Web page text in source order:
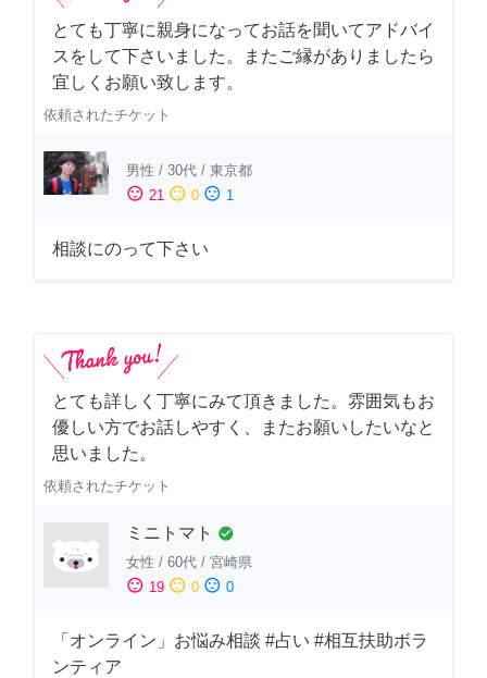
とても丁寧に親身になってお話を聞いてアドバイ
スをして下さいました。またご縁がありましたら
宜しくお願い致します。
依頼されたチケット
男性 / 30代 / 東京都
sentiment_satisfied 21 sentiment_neutral 0 sentiment_dissatisfied 1
相談にのって下さい
とても詳しく丁寧にみて頂きました。雰囲気もお
優しい方でお話しやすく、またお願いしたいなと
思いました。
依頼されたチケット
ミニトマト check_circle
女性 / 60代 / 宮崎県
sentiment_satisfied 19 sentiment_neutral 0 sentiment_dissatisfied 0
「オンライン」お悩み相談 #占い #相互扶助ボラ
ンティア